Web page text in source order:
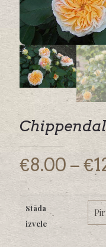
€8.00 –€
Stāda
izvēle